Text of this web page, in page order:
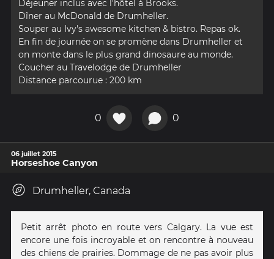
Déjeuner inclus avec l'hôtel à Brooks.
Dîner au McDonald de Drumheller.
Souper au Ivy's awesome kitchen & bistro. Repas ok.
En fin de journée on se promène dans Drumheller et
on monte dans le plus grand dinosaure au monde.
Coucher au Travelodge de Drumheller
Distance parcourue : 200 km
0 0
06 juillet 2015
Horseshoe Canyon
Drumheller, Canada
Petit arrêt photo en route vers Calgary. La vue est
encore une fois incroyable et on rencontre à nouveau
des chiens de prairies. Dommage de ne pas avoir plus